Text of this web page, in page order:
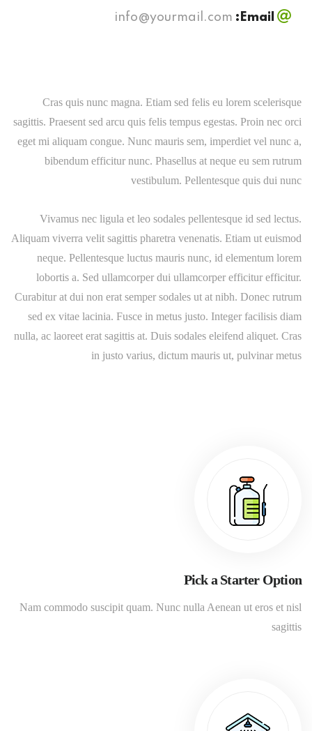
Email:
Cras quis nunc magna. Etiam sed felis eu lorem scelerisque
sagittis. Praesent sed arcu quis felis tempus egestas. Proin nec orci
eget mi aliquam congue. Nunc mauris sem, imperdiet vel nunc a,
bibendum efficitur nunc. Phasellus at neque eu sem rutrum
vestibulum. Pellentesque quis dui nunc
Vivamus nec ligula et leo sodales pellentesque id sed lectus.
Aliquam viverra velit sagittis pharetra venenatis. Etiam ut euismod
neque. Pellentesque luctus mauris nunc, id elementum lorem
lobortis a. Sed ullamcorper dui ullamcorper efficitur efficitur.
Curabitur at dui non erat semper sodales ut at nibh. Donec rutrum
sed ex vitae lacinia. Fusce in metus justo. Integer facilisis diam
nulla, ac laoreet erat sagittis at. Duis sodales eleifend aliquet. Cras
in justo varius, dictum mauris ut, pulvinar metus
Pick a Starter Option
Nam commodo suscipit quam. Nunc nulla Aenean ut eros et nisl
sagittis